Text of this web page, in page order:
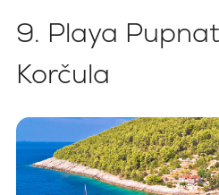
9. Playa
Korčula